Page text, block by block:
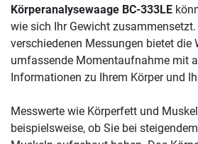
Körperanalysewaage BC-333LE
wie sich Ihr Gewicht
verschiedenen Messungen bietet die
umfassende Momentaufnahme mit
Informationen zu Ihrem Körper und
Messwerte wie Körperfett und
beispielsweise, ob Sie bei